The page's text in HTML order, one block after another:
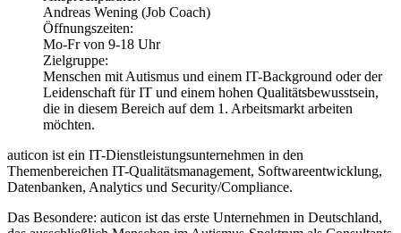
Andreas Wening (Job Coach)
Öffnungszeiten:
Mo-Fr von 9-18 Uhr
Zielgruppe:
Menschen mit Autismus und einem IT-Background oder der
Leidenschaft für IT und einem hohen Qualitätsbewusstsein,
die in diesem Bereich auf dem 1. Arbeitsmarkt arbeiten
möchten.
auticon ist ein IT-Dienstleistungsunternehmen in den
Themenbereichen IT-Qualitätsmanagement, Softwareentwicklung,
Datenbanken, Analytics und Security/Compliance.
Das Besondere: auticon ist das erste Unternehmen in Deutschland,